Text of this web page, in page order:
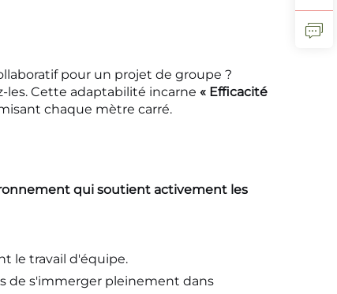
pour un projet de groupe ?
les. Cette adaptabilité incarne « Efficacité
chaque mètre carré.
qui soutient activement les
le travail d'équipe.
de s'immerger pleinement dans